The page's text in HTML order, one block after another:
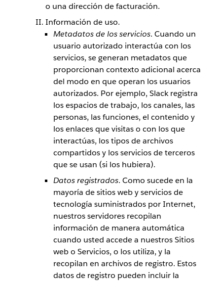
o una dirección de facturación.
Información de uso.
Metadatos de los servicios. Cuando un
usuario autorizado interactúa con los
servicios, se generan metadatos que
proporcionan contexto adicional acerca
del modo en que operan los usuarios
autorizados. Por ejemplo, Slack registra
los espacios de trabajo, los canales, las
personas, las funciones, el contenido y
los enlaces que visitas o con los que
interactúas, los tipos de archivos
compartidos y los servicios de terceros
que se usan (si los hubiera).
Datos registrados. Como sucede en la
mayoría de sitios web y servicios de
tecnología suministrados por Internet,
nuestros servidores recopilan
información de manera automática
cuando usted accede a nuestros Sitios
web o Servicios, o los utiliza, y la
recopilan en archivos de registro. Estos
datos de registro pueden incluir la